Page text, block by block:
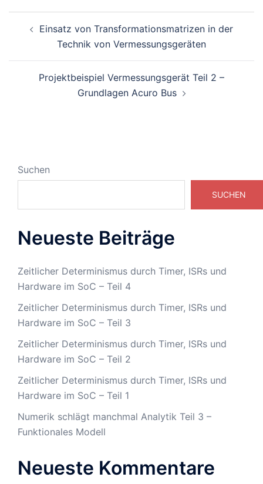
Einsatz von Transformationsmatrizen in der
Technik von Vermessungsgeräten
Projektbeispiel Vermessungsgerät Teil 2 –
Grundlagen Acuro Bus
Suchen
SUCHEN
Neueste Beiträge
Zeitlicher Determinismus durch Timer, ISRs und
Hardware im SoC – Teil 4
Zeitlicher Determinismus durch Timer, ISRs und
Hardware im SoC – Teil 3
Zeitlicher Determinismus durch Timer, ISRs und
Hardware im SoC – Teil 2
Zeitlicher Determinismus durch Timer, ISRs und
Hardware im SoC – Teil 1
Numerik schlägt manchmal Analytik Teil 3 –
Funktionales Modell
Neueste Kommentare